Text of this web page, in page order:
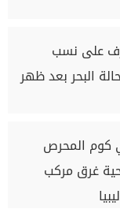
على نسب
البحر بعد ظهر
المحرص
غرق مركب